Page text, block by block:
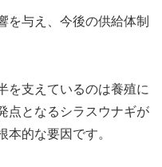
を与え、今後の供給体制
を支えているのは養殖に
点となるシラスウナギが
的な要因です。